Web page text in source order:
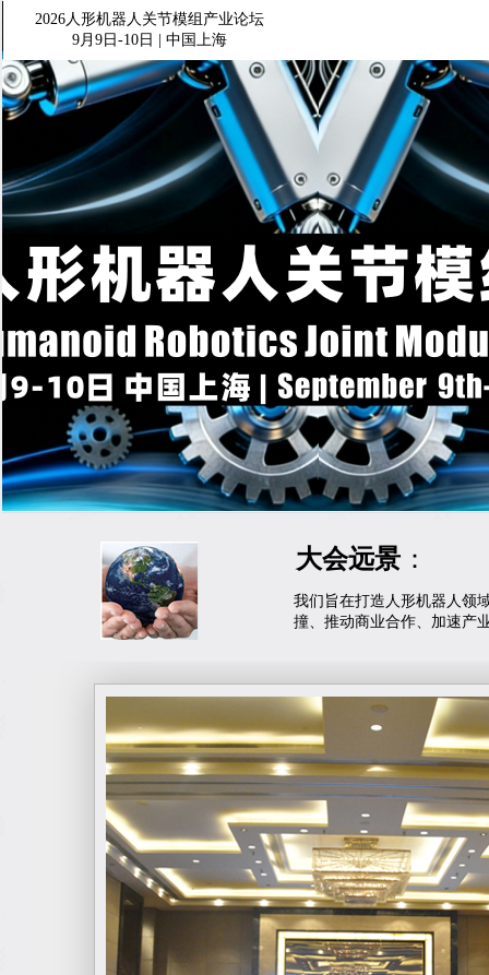
2026人形机器人关节模组产业论坛
9月9日-10日 | 中国上海
大会远景 ：
我们旨在打造人形机器人领
撞、推动商业合作、加速产